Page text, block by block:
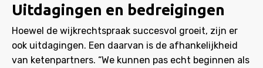
Uitdagingen en bedreigingen
Hoewel de wijkrechtspraak succesvol groeit, zijn er
ook uitdagingen. Een daarvan is de afhankelijkheid
van ketenpartners. “We kunnen pas echt beginnen als